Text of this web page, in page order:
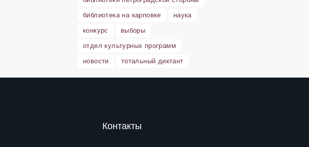
библиотека на карповке
наука
конкурс
выборы
отдел культурных программ
новости
тотальный диктант
Контакты